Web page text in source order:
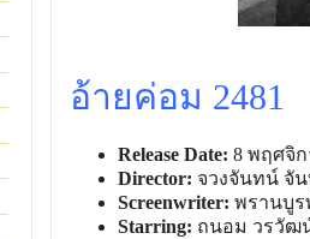
อ้ายค่อม 2481
Release Date: 8 พฤศจิก
Director: จวงจันทน์ จั
Screenwriter: พรานบูร
Starring: ถนอม วรวัฒ